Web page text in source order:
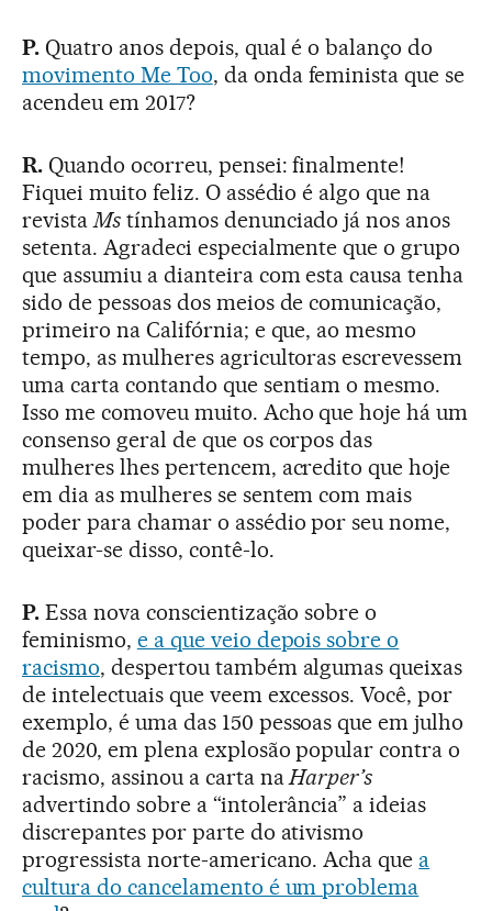
P. Quatro anos depois, qual é o balanço do
movimento Me Too, da onda feminista que se
acendeu em 2017?
R. Quando ocorreu, pensei: finalmente!
Fiquei muito feliz. O assédio é algo que na
revistaMstínhamos denunciado já nos anos
setenta. Agradeci especialmente que o grupo
que assumiu a dianteira com esta causa tenha
sido de pessoas dos meios de comunicação,
primeiro na Califórnia; e que, ao mesmo
tempo, as mulheres agricultoras escrevessem
uma carta contando que sentiam o mesmo.
Isso me comoveu muito. Acho que hoje há um
consenso geral de que os corpos das
mulheres lhes pertencem, acredito que hoje
em dia as mulheres se sentem com mais
poder para chamar o assédio por seu nome,
queixar-se disso, contê-lo.
P. Essa nova conscientização sobre o
feminismo, e a que veio depois sobre o
racismo, despertou também algumas queixas
de intelectuais que veem excessos. Você, por
exemplo, é uma das 150 pessoas que em julho
de 2020, em plena explosão popular contra o
racismo, assinou a carta naHarper’s
advertindo sobre a “intolerância” a ideias
discrepantes por parte do ativismo
progressista norte-americano. Acha que a
cultura do cancelamento é um problema